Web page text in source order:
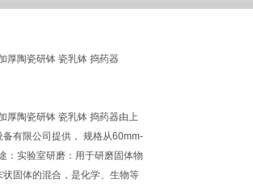
厚陶瓷研钵 瓷乳钵 捣药器
厚陶瓷研钵 瓷乳钵 捣药器由上
备有限公司提供， 规格从60mm-
：实验室研磨：用于研磨固体物
状固体的混合，是化学、生物等